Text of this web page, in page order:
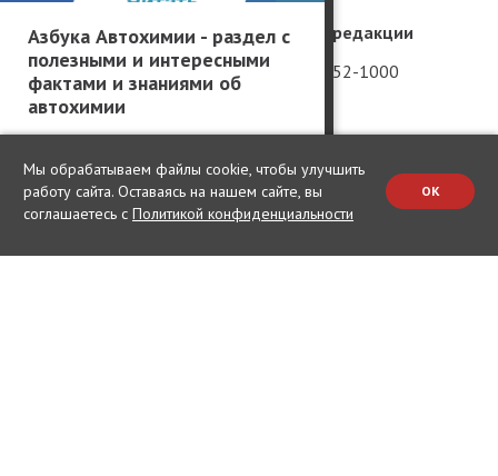
Азбука Автохимии - раздел с
полезными и интересными
фактами и знаниями об
автохимии
Телефон редакции
+7 (981) 952-1000
География производителей
Россия
Китай
Германия
Мы обрабатываем файлы cookie, чтобы улучшить
работу сайта. Оставаясь на нашем сайте, вы
соглашаетесь с Политикой конфиденциальности
OK